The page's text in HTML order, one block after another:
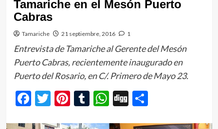
Tamariche en el Mesón Puerto
Cabras
Tamariche 21 septiembre, 2016 1
Entrevista de Tamariche al Gerente del Mesón
Puerto Cabras, recientemente inaugurado en
Puerto del Rosario, en C/. Primero de Mayo 23.
Facebook
Twitter
Pinterest
Tumblr
WhatsApp
Digg